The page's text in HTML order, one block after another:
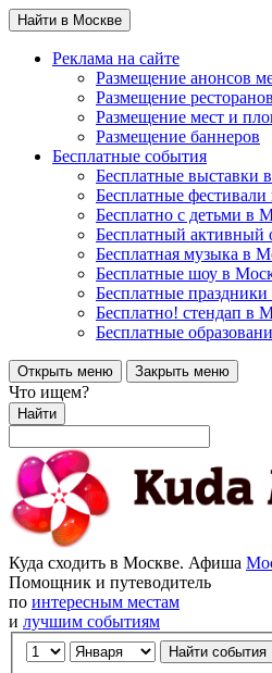
Найти в Москве
Реклама на сайте
Размещение анонсов
Размещение
Размещение мест и
Размещение баннеров
Бесплатные события
Бесплатные выставки
Бесплатные
Бесплатно с детьми в
Бесплатный активный
Бесплатная музыка в
Бесплатные шоу в
Бесплатные
Бесплатно! стендап в
Бесплатные
Открыть меню Закрыть меню
Что ищем?
Найти
Куда сходить в Москве. Афиша
Помощник и путеводитель
по интересным местам
и лучшим событиям